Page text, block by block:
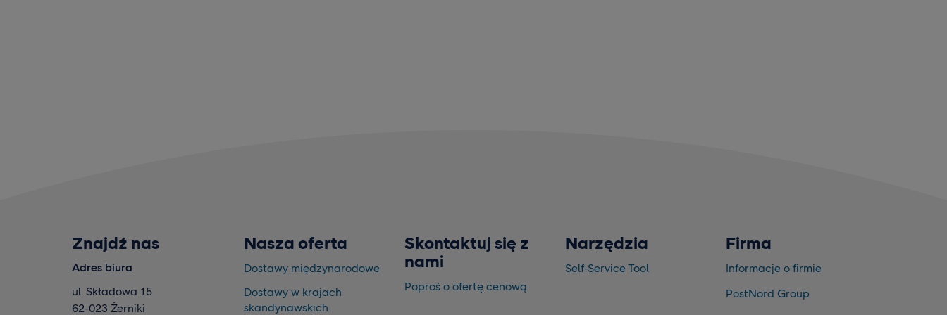
Znajdź nas
Adres biura
ul. Składowa 15
62-023 Żerniki
Nasza oferta
Dostawy międzynarodowe
Dostawy w krajach
skandynawskich
Skontaktuj się z
nami
Poproś o ofertę cenową
Narzędzia
Self-Service Tool
Firma
Informacje o firmie
PostNord Group